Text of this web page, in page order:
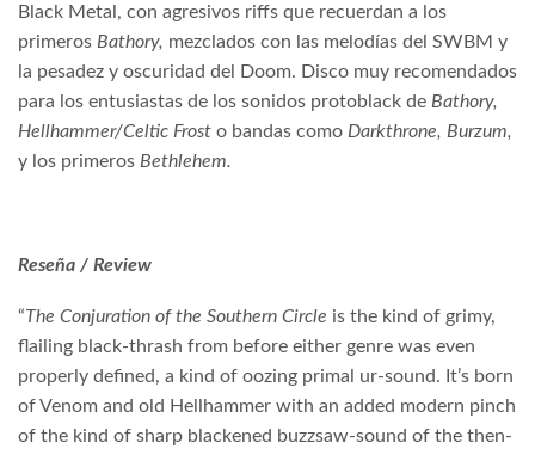
Black Metal, con agresivos riffs que recuerdan a los
primeros Bathory, mezclados con las melodías del SWBM y
la pesadez y oscuridad del Doom. Disco muy recomendados
para los entusiastas de los sonidos protoblack de Bathory,
Hellhammer/Celtic Frost o bandas como Darkthrone, Burzum,
y los primeros Bethlehem.
Reseña / Review
“The Conjuration of the Southern Circle is the kind of grimy,
flailing black-thrash from before either genre was even
properly defined, a kind of oozing primal ur-sound. It’s born
of Venom and old Hellhammer with an added modern pinch
of the kind of sharp blackened buzzsaw-sound of the then-